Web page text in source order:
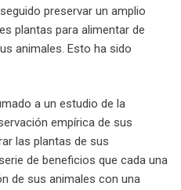
preservar un amplio
plantas para alimentar de
animales. Esto ha sido
a un estudio de la
empírica de sus
las plantas de sus
de beneficios que cada una
de sus animales con una